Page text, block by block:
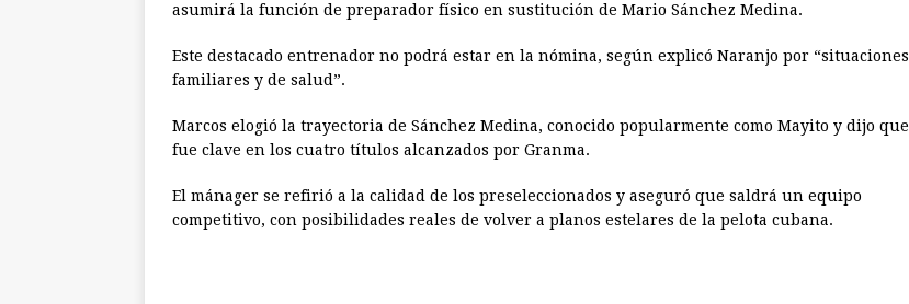
asumirá la función de preparador físico en sustitución de Mario Sánchez Medina.
Este destacado entrenador no podrá estar en la nómina, según explicó Naranjo por “situaciones
familiares y de salud”.
Marcos elogió la trayectoria de Sánchez Medina, conocido popularmente como Mayito y dijo que
fue clave en los cuatro títulos alcanzados por Granma.
El mánager se refirió a la calidad de los preseleccionados y aseguró que saldrá un equipo
competitivo, con posibilidades reales de volver a planos estelares de la pelota cubana.